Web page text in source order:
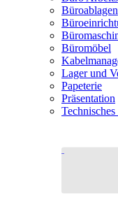
Büroablagen
Büromöbel
Lager und
Papeterie
Präsentation